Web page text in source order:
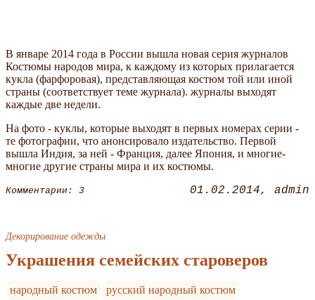
В январе 2014 года в России вышла новая серия журналов
Костюмы народов мира, к каждому из которых прилагается
кукла (фарфоровая), представляющая костюм той или иной
страны (соответствует теме журнала). журналы выходят
каждые две недели.
На фото - куклы, которые выходят в первых номерах серии -
те фотографии, что анонсировало издательство. Первой
вышла Индия, за ней - Франция, далее Япония, и многие-
многие другие страны мира и их костюмы.
Комментарии: 3 01.02.2014 admin
Декорирование одежды
Украшения семейских староверов
народный костюм
русский народный костюм